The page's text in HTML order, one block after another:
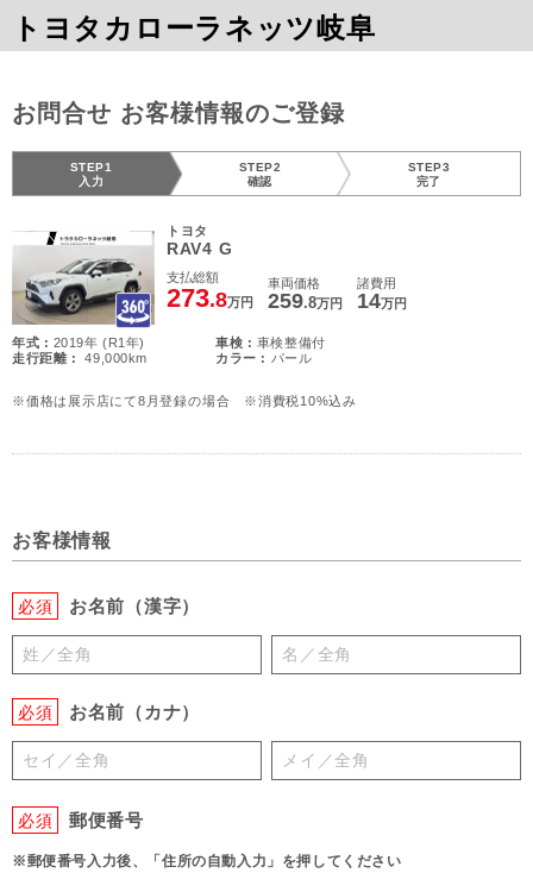
トヨタカローラネッツ岐阜
お問合せ お客様情報のご登録
STEP1
入力
STEP2
確認
STEP3
完了
トヨタ
RAV4 G
支払総額
273.8万円
車両価格
259.8万円
諸費用
14万円
年式 : 2019年 (R1年) 車検 : 車検整備付
走行距離 :
49,000km カラー : パール
※価格は展示店にて8月登録の場合 ※消費税10%込み
お客様情報
必須 お名前（漢字）
必須 お名前（カナ）
必須 郵便番号
※郵便番号入力後、「住所の自動入力」を押してください